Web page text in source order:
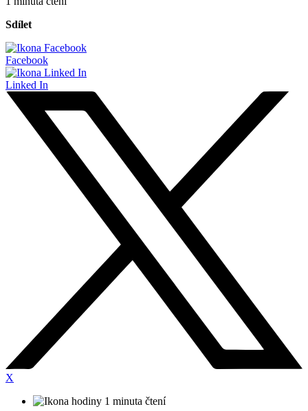
Sdílet
Facebook
Linked In
X
1 minuta čtení